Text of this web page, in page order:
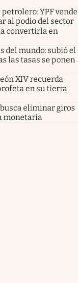
YPF vende
al podio del sector
convertirla en
del mundo: subió el
las tasas se ponen
XIV recuerda
en su tierra
eliminar giros
monetaria